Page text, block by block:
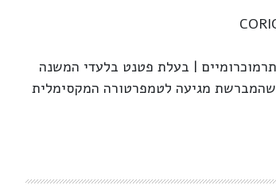
| בעלת פטנט בלעדי המשנה
מגיעה לטמפרטורה המקסימלית